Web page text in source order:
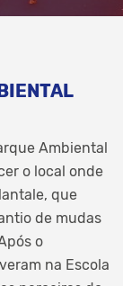
Ambiental
o local onde
que
de mudas
o
na Escola